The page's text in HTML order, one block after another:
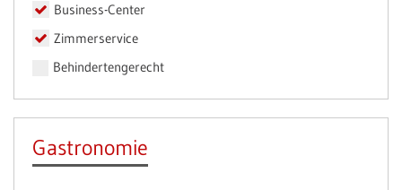
Business-Center
Zimmerservice
Behindertengerecht
Gastronomie